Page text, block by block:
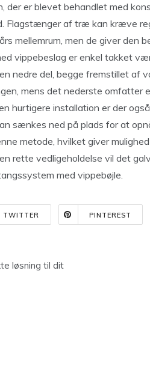
der er blevet behandlet med
Flagstænger af træ kan kræve
mellemrum, men de giver den
vippebeslag er enkel takket
nedre del, begge fremstillet af
mens det nederste omfatter
hurtigere installation er der
sænkes ned på plads for at
metode, hvilket giver
rette vedligeholdelse vil det
med vippebøjle.
TWITTER PINTEREST
løsning til dit